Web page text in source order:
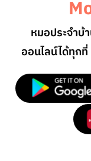
หมอประจำบ้
ออนไลน์ได้ทุกที่